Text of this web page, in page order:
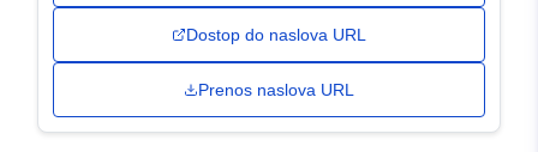
Dostop do naslova URL
Prenos naslova URL